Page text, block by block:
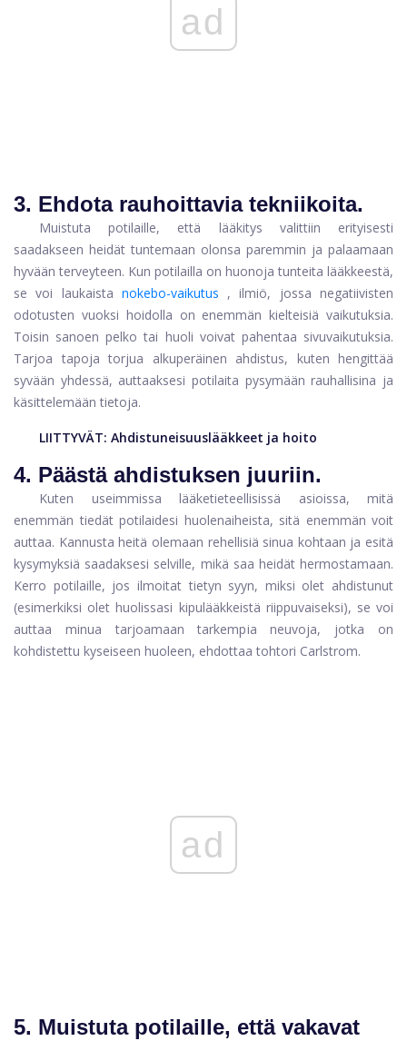
ad
3. Ehdota rauhoittavia tekniikoita.
Muistuta potilaille, että lääkitys valittiin erityisesti
saadakseen heidät tuntemaan olonsa paremmin ja palaamaan
hyvään terveyteen. Kun potilailla on huonoja tunteita lääkkeestä,
se voi laukaista nokebo-vaikutus , ilmiö, jossa negatiivisten
odotusten vuoksi hoidolla on enemmän kielteisiä vaikutuksia.
Toisin sanoen pelko tai huoli voivat pahentaa sivuvaikutuksia.
Tarjoa tapoja torjua alkuperäinen ahdistus, kuten hengittää
syvään yhdessä, auttaaksesi potilaita pysymään rauhallisina ja
käsittelemään tietoja.
LIITTYVÄT: Ahdistuneisuuslääkkeet ja hoito
4. Päästä ahdistuksen juuriin.
Kuten useimmissa lääketieteellisissä asioissa, mitä
enemmän tiedät potilaidesi huolenaiheista, sitä enemmän voit
auttaa. Kannusta heitä olemaan rehellisiä sinua kohtaan ja esitä
kysymyksiä saadaksesi selville, mikä saa heidät hermostamaan.
Kerro potilaille, jos ilmoitat tietyn syyn, miksi olet ahdistunut
(esimerkiksi olet huolissasi kipulääkkeistä riippuvaiseksi), se voi
auttaa minua tarjoamaan tarkempia neuvoja, jotka on
kohdistettu kyseiseen huoleen, ehdottaa tohtori Carlstrom.
ad
5. Muistuta potilaille, että vakavat